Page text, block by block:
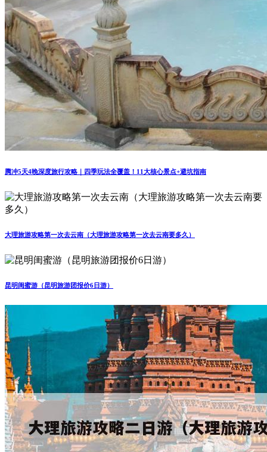
腾冲5天4晚深度旅行攻略｜四季玩法全覆盖！11大核心景点+避坑指南
大理旅游攻略第一次去云南（大理旅游攻略第一次去云南要多久）
昆明闺蜜游（昆明旅游团报价6日游）